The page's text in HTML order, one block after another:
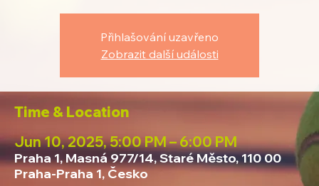
Přihlašování uzavřeno
Zobrazit další události
Time & Location
Jun 10, 2025, 5:00 PM – 6:00 PM
Praha 1, Masná 977/14, Staré Město, 110 00
Praha-Praha 1, Česko